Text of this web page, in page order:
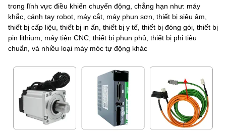
trong lĩnh vực điều khiển chuyển động, chẳng hạn như: máy
khắc, cánh tay robot, máy cắt, máy phun sơn, thiết bị siêu âm,
thiết bị cấp liệu, thiết bị in ấn, thiết bị y tế, thiết bị đóng gói, thiết bị
pin lithium, máy tiện CNC, thiết bị phun phủ, thiết bị phi tiêu
chuẩn, và nhiều loại máy móc tự động khác